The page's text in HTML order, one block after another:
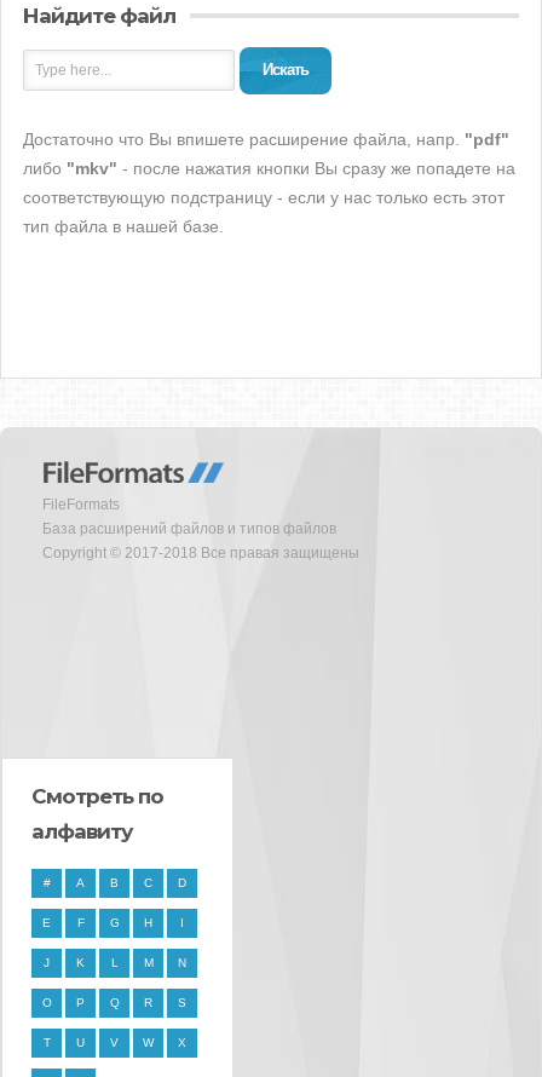
Найдите файл
Искать
Достаточно что Вы впишете расширение файла, напр. "pdf"
либо "mkv" - после нажатия кнопки Вы сразу же попадете на
соответствующую подстраницу - если у нас только есть этот
тип файла в нашей базе.
FileFormats
База расширений файлов и типов файлов
Copyright © 2017-2018 Все правая защищены
Смотреть по
алфавиту
# A B C D
E F G H I
J K L M N
O P Q R S
T U V W X